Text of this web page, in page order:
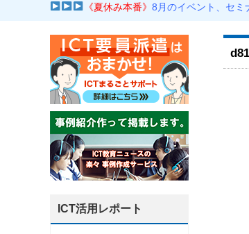
《夏休み本番》8月のイベント、セミ
ICT活用レポート